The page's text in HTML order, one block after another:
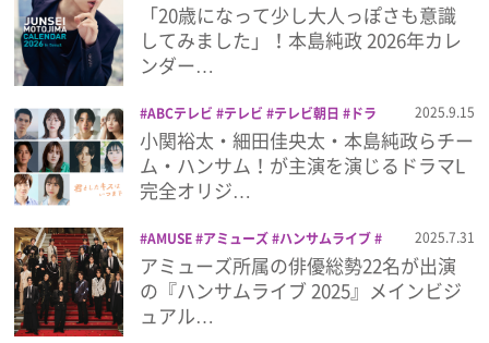
フィルム
Emoメン
ランキング
Emo!miuとは？
免責事項
「20歳になって少し大人っぽさも意識
してみました」！本島純政 2026年カレ
ンダー…
ABCテレビ テレビ テレビ朝日
ドラ
マ 君としたキスはいつまでも 小関裕太
本島純政
渡部秀 猪塚健太
細田佳央
太
青柳塁斗
2025.9.15
小関裕太・細田佳央太・本島純政らチー
ム・ハンサム！が主演を演じるドラマL
完全オリジ…
AMUSE アミューズ ハンサムライブ
兵頭功海
太田将熙 小関裕太 山﨑光
岩崎友泰
平間壮一 徳永智加来 新原泰
佑
本島純政 東島京 松岡広大
松島庄
汰 林優大
2025.7.31
アミューズ所属の俳優総勢22名が出演
の『ハンサムライブ 2025』メインビジ
ュアル…